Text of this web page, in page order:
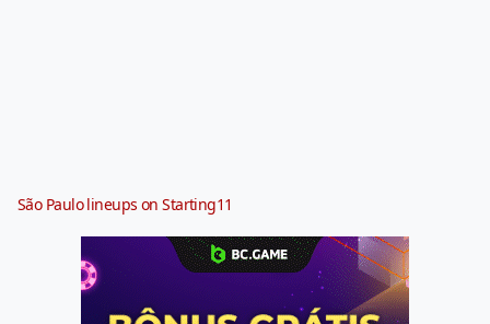
São Paulo lineups on Starting11